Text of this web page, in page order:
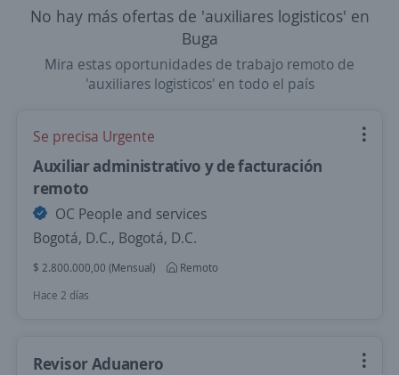
No hay más ofertas de 'auxiliares logisticos' en
Buga
Mira estas oportunidades de trabajo remoto de
'auxiliares logisticos' en todo el país
Se precisa Urgente
Auxiliar administrativo y de facturación
remoto
OC People and services
Bogotá, D.C., Bogotá, D.C.
$ 2.800.000,00 (Mensual)
Remoto
Hace 2 días
Revisor Aduanero